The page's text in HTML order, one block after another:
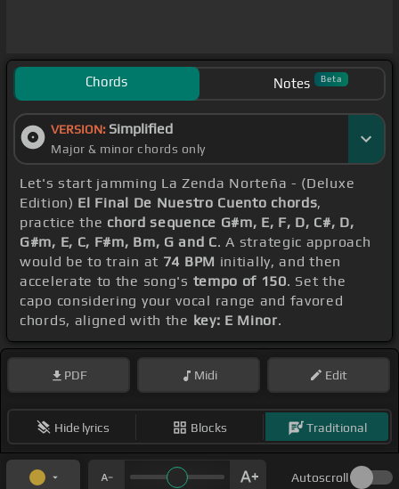
Chords Notes Beta
VERSION: Simplified
Major & minor chords only
Let's start jamming La Zenda Norteña - (Deluxe
Edition) El Final De Nuestro Cuento chords,
practice the chord sequence G#m, E, F, D, C#, D,
G#m, E, C, F#m, Bm, G and C. A strategic approach
would be to train at 74 BPM initially, and then
accelerate to the song's tempo of 150. Set the
capo considering your vocal range and favored
chords, aligned with the key: E Minor.
PDF Midi Edit
Hide lyrics Blocks Traditional
Autoscroll